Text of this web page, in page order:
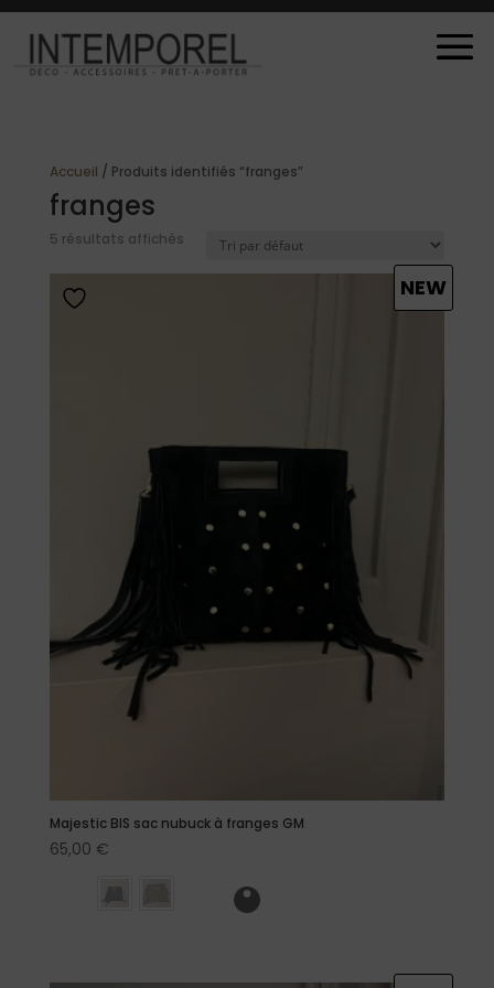
Accueil / Produits identifiés “franges”
franges
5 résultats affichés
Majestic BIS sac nubuck à franges GM
65,00 €
NEW